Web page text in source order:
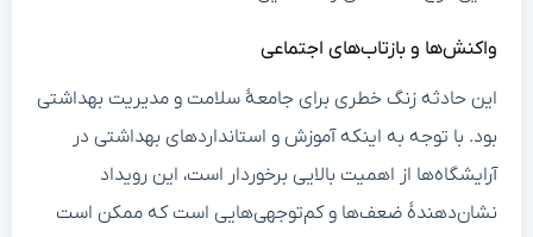
واکنش‌ها و بازتاب‌های اجتماعی
این حادثه زنگ خطری برای جامعهٔ سلامت و مدیریت بهداشتی
بود. با توجه به اینکه آموزش و استانداردهای بهداشتی در
آرایشگاه‌ها از اهمیت بالایی برخوردار است، این رویداد
نشان‌دهندهٔ ضعف‌ها و کم‌توجهی‌هایی است که ممکن است